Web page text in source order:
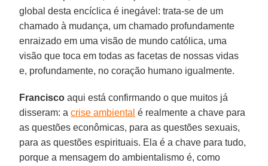
global desta encíclica é inegável: trata-se de um
chamado à mudança, um chamado profundamente
enraizado em uma visão de mundo católica, uma
visão que toca em todas as facetas de nossas vidas
e, profundamente, no coração humano igualmente.
Francisco aqui está confirmando o que muitos já
disseram: acrise ambiental é realmente a chave para
as questões econômicas, para as questões sexuais,
para as questões espirituais. Ela é a chave para tudo,
porque a mensagem do ambientalismo é, como